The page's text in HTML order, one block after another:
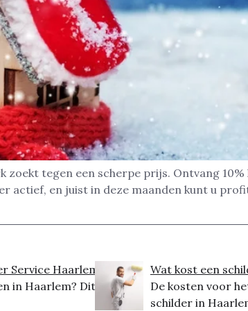
tegen een scherpe prijs. Ontvang
actief, en juist in deze maanden kunt u
Service Haarlem
in Haarlem? Dit is
Wat kost een
De kosten voor
schilder in